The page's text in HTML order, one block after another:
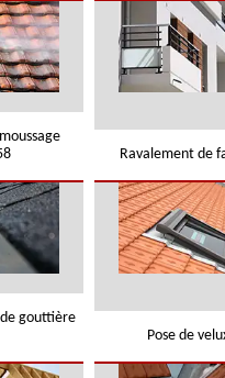
Ravalement de
gouttière
Pose de